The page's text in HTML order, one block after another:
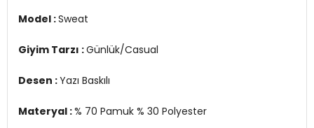
Detay :
Üretim Yeri : Banglades
Model :Sweat
Giyim Tarzı :Günlük/Casual
Desen :Yazı Baskılı
Materyal :% 70 Pamuk % 30 Polyester